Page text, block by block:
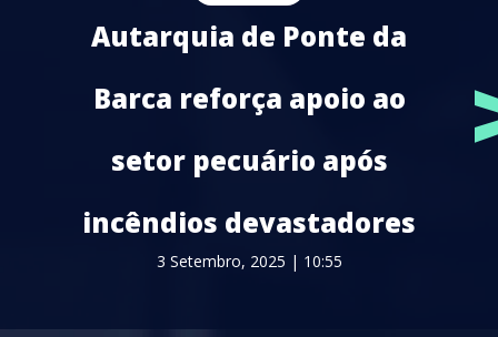
Autarquia de Ponte da
Barca reforça apoio ao
setor pecuário após
incêndios devastadores
3 Setembro, 2025 | 10:55